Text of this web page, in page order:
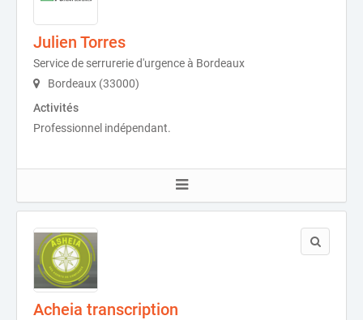
Julien Torres
Service de serrurerie d'urgence à Bordeaux
Bordeaux (33000)
Activités
Professionnel indépendant.
Acheia transcription